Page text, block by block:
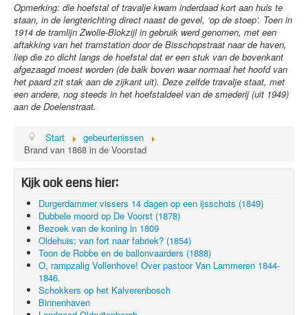
Opmerking: die hoefstal of travalje kwam inderdaad kort aan huis te
staan, in de lengterichting direct naast de gevel, ‘op de stoep’. Toen in
1914 de tramlijn Zwolle-Blokzijl in gebruik werd genomen, met een
aftakking van het tramstation door de Bisschopstraat naar de haven,
liep die zo dicht langs de hoefstal dat er een stuk van de bovenkant
afgezaagd moest worden (de balk boven waar normaal het hoofd van
het paard zit stak aan de zijkant uit). Deze zelfde travalje staat, met
een andere, nog steeds in het hoefstaldeel van de smederij (uit 1949)
aan de Doelenstraat.
Start
gebeurtenissen
Brand van 1868 in de Voorstad
Kijk ook eens hier:
Durgerdammer vissers 14 dagen op een ijsschots (1849)
Dubbele moord op De Voorst (1878)
Bezoek van de koning in 1809
Oldehuis: van fort naar fabriek? (1854)
Toon de Robbe en de ballonvaarders (1888)
O, rampzalig Vollenhove! Over pastoor Van Lammeren 1844-
1846.
Schokkers op het Kalverenbosch
Binnenhaven